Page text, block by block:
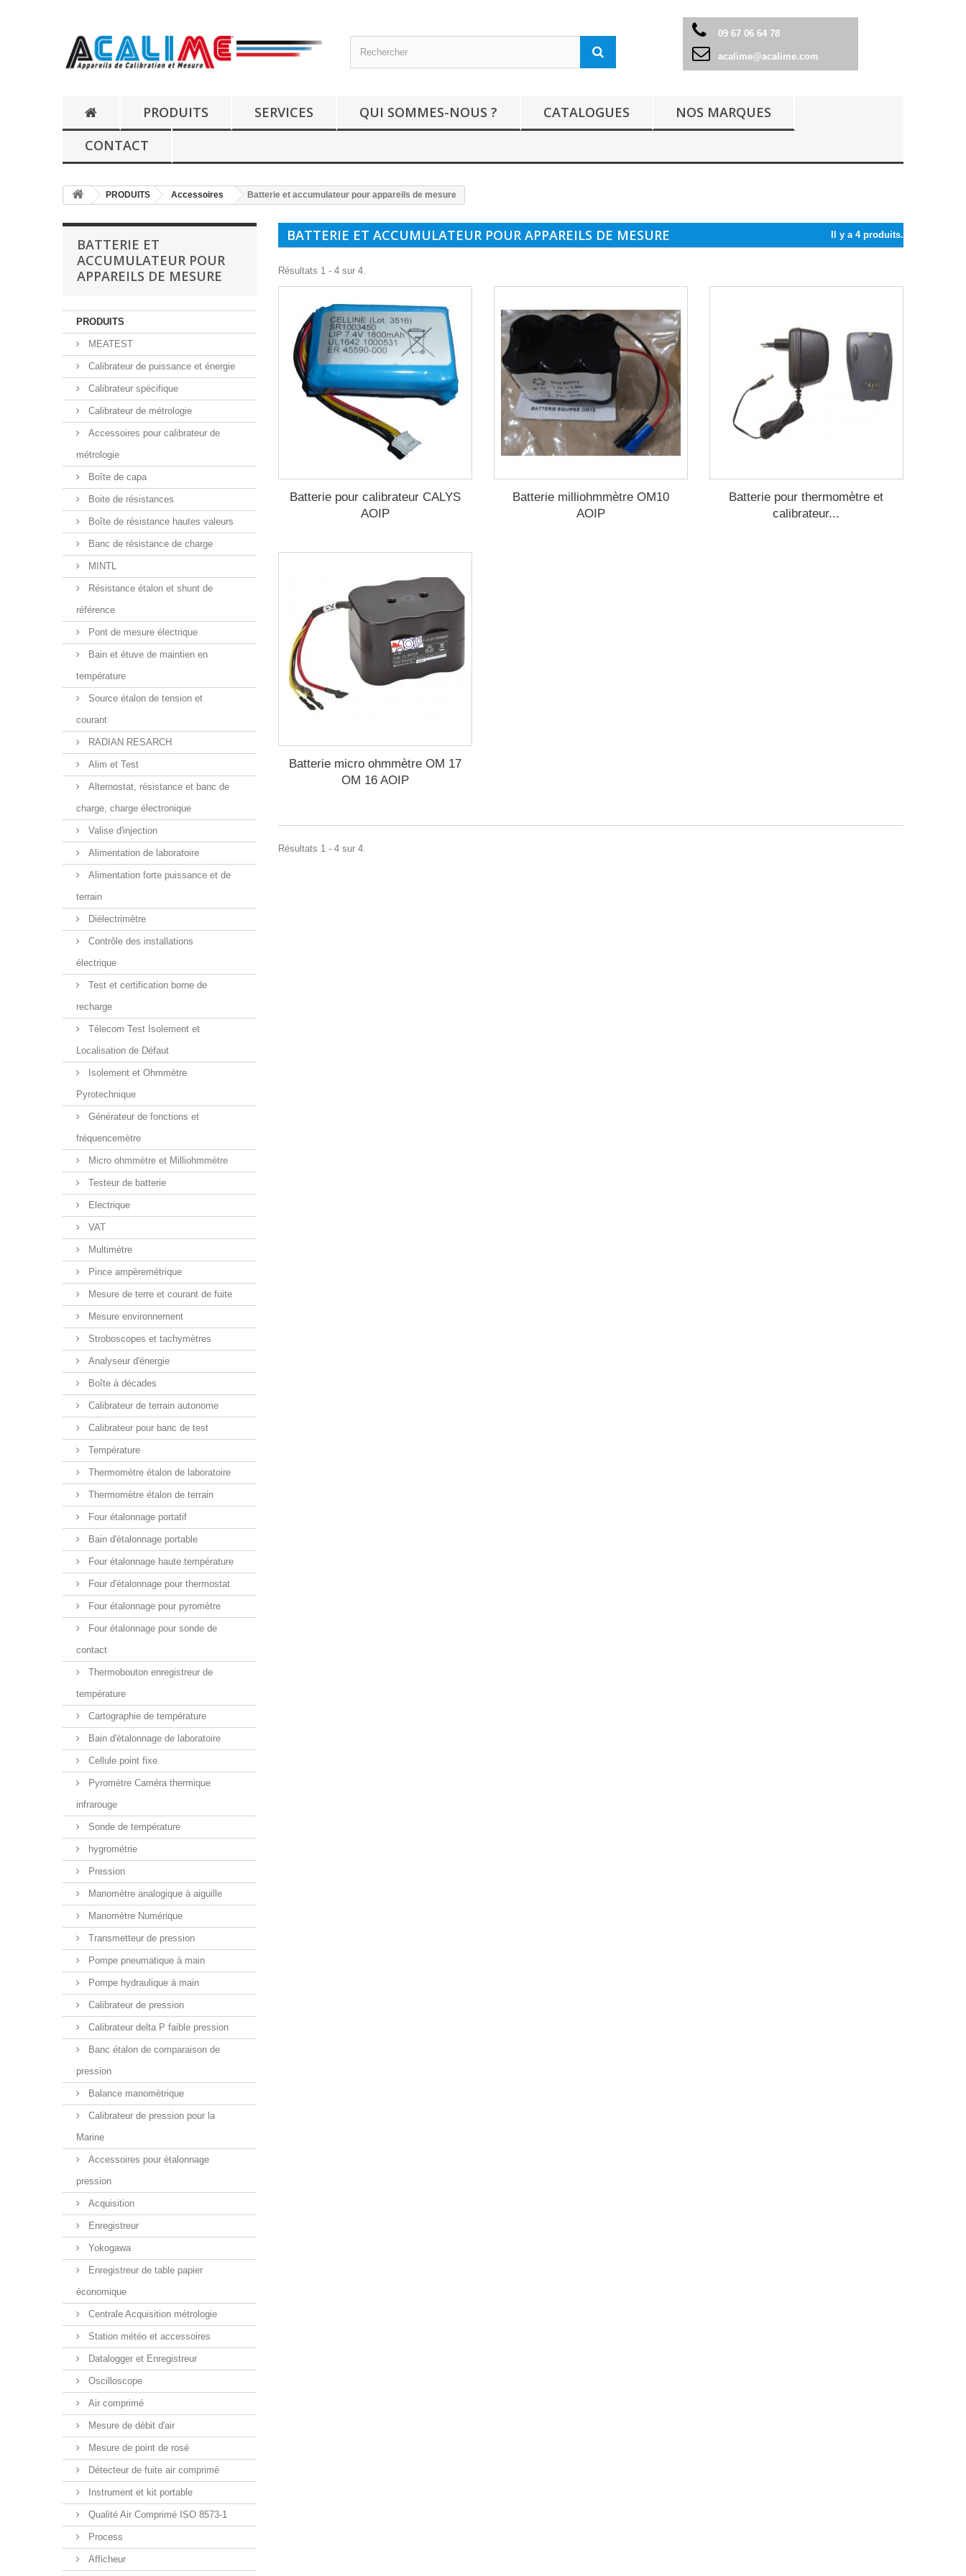
09 67 06 64 78
acalime@acalime.com
PRODUITS SERVICES QUI SOMMES-NOUS ? CATALOGUES
NOS MARQUES
CONTACT
PRODUITS Accessoires Batterie et accumulateur pour appareils de mesure
BATTERIE ET
ACCUMULATEUR POUR
APPAREILS DE MESURE
PRODUITS
MEATEST
Calibrateur de puissance et énergie
Calibrateur spécifique
Calibrateur de métrologie
Accessoires pour calibrateur de
métrologie
Boîte de capa
Boite de résistances
Boîte de résistance hautes valeurs
Banc de résistance de charge
MINTL
Résistance étalon et shunt de
référence
Pont de mesure électrique
Bain et étuve de maintien en
température
Source étalon de tension et
courant
RADIAN RESARCH
Alim et Test
Alternostat, résistance et banc de
charge, charge électronique
Valise d'injection
Alimentation de laboratoire
Alimentation forte puissance et de
terrain
Diélectrimètre
Contrôle des installations
électrique
Test et certification borne de
recharge
Télecom Test Isolement et
Localisation de Défaut
Isolement et Ohmmètre
Pyrotechnique
Générateur de fonctions et
fréquencemètre
Micro ohmmètre et Milliohmmètre
Testeur de batterie
Electrique
VAT
Multimètre
Pince ampèremétrique
Mesure de terre et courant de fuite
Mesure environnement
Stroboscopes et tachymètres
Analyseur d'énergie
Boîte à décades
Calibrateur de terrain autonome
Calibrateur pour banc de test
Température
Thermomètre étalon de laboratoire
Thermomètre étalon de terrain
Four étalonnage portatif
Bain d'étalonnage portable
Four étalonnage haute température
Four d'étalonnage pour thermostat
Four étalonnage pour pyromètre
Four étalonnage pour sonde de
contact
Thermobouton enregistreur de
température
Cartographie de température
Bain d'étalonnage de laboratoire
Cellule point fixe
Pyromètre Caméra thermique
infrarouge
Sonde de température
hygrométrie
Pression
Manomètre analogique à aiguille
Manomètre Numérique
Transmetteur de pression
Pompe pneumatique à main
Pompe hydraulique à main
Calibrateur de pression
Calibrateur delta P faible pression
Banc étalon de comparaison de
pression
Balance manomètrique
Calibrateur de pression pour la
Marine
Accessoires pour étalonnage
pression
Acquisition
Enregistreur
Yokogawa
Enregistreur de table papier
économique
Centrale Acquisition métrologie
Station météo et accessoires
Datalogger et Enregistreur
Oscilloscope
Air comprimé
Mesure de débit d'air
Mesure de point de rosé
Détecteur de fuite air comprimé
Instrument et kit portable
Qualité Air Comprimé ISO 8573-1
Process
Afficheur
BATTERIE ET ACCUMULATEUR POUR APPAREILS DE MESURE Il y a 4 produits.
Résultats 1 - 4 sur 4.
Batterie pour calibrateur CALYS
AOIP
Batterie milliohmmètre OM10
AOIP
Batterie pour thermomètre et
calibrateur...
Batterie micro ohmmètre OM 17
OM 16 AOIP
Résultats 1 - 4 sur 4.